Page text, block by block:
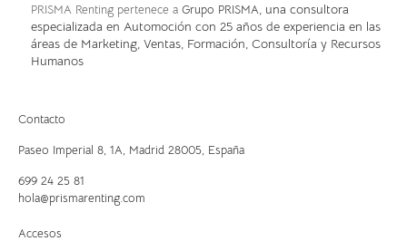
PRISMA Renting pertenece a Grupo PRISMA, una consultora
especializada en Automoción con 25 años de experiencia en las
áreas de Marketing, Ventas, Formación, Consultoría y Recursos
Humanos
Contacto
Paseo Imperial 8, 1A, Madrid 28005, España
699 24 25 81
hola@prismarenting.com
Accesos